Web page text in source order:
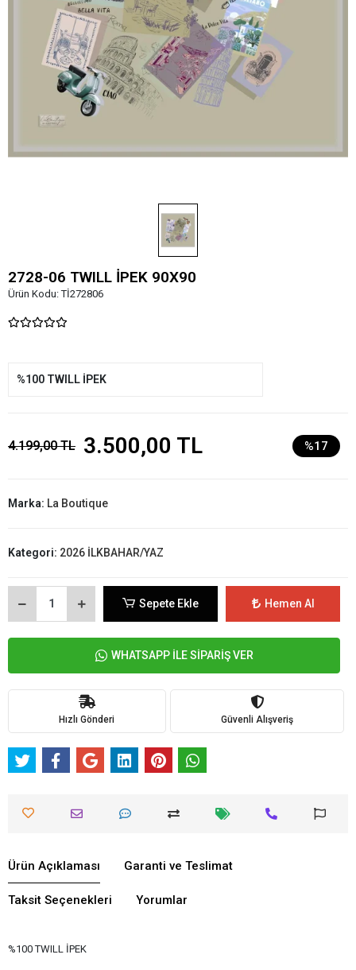
2728-06 TWILL İPEK 90X90
Ürün Kodu:Tİ272806
%100 TWILL İPEK
4.199,00 TL 3.500,00 TL %17
Marka: La Boutique
Kategori: 2026 İLKBAHAR/YAZ
Sepete Ekle Hemen Al
WHATSAPP İLE SİPARİŞ VER
Hızlı Gönderi Güvenli Alışveriş
Ürün Açıklaması Garanti ve Teslimat
Taksit Seçenekleri Yorumlar
%100 TWILL İPEK